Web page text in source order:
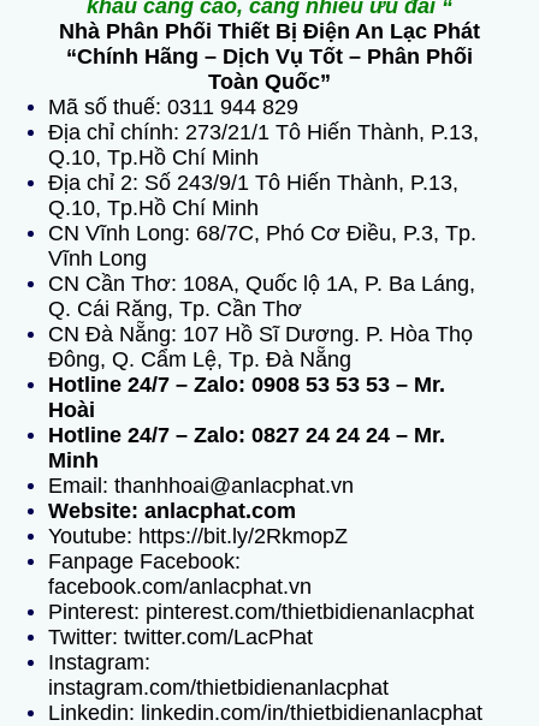
khấu càng cao, càng nhiều ưu đãi “
Nhà Phân Phối Thiết Bị Điện An Lạc Phát
“Chính Hãng – Dịch Vụ Tốt – Phân Phối
Toàn Quốc”
Mã số thuế: 0311 944 829
Địa chỉ chính: 273/21/1 Tô Hiến Thành, P.13,
Q.10, Tp.Hồ Chí Minh
Địa chỉ 2: Số 243/9/1 Tô Hiến Thành, P.13,
Q.10, Tp.Hồ Chí Minh
CN Vĩnh Long: 68/7C, Phó Cơ Điều, P.3, Tp.
Vĩnh Long
CN Cần Thơ: 108A, Quốc lộ 1A, P. Ba Láng,
Q. Cái Răng, Tp. Cần Thơ
CN Đà Nẵng: 107 Hồ Sĩ Dương. P. Hòa Thọ
Đông, Q. Cẩm Lệ, Tp. Đà Nẵng
Hotline 24/7 – Zalo: 0908 53 53 53 – Mr.
Hoài
Hotline 24/7 – Zalo: 0827 24 24 24 – Mr.
Minh
Email: thanhhoai@anlacphat.vn
Website: anlacphat.com
Youtube: https://bit.ly/2RkmopZ
Fanpage Facebook:
facebook.com/anlacphat.vn
Pinterest: pinterest.com/thietbidienanlacphat
Twitter: twitter.com/LacPhat
Instagram:
instagram.com/thietbidienanlacphat
Linkedin: linkedin.com/in/thietbidienanlacphat